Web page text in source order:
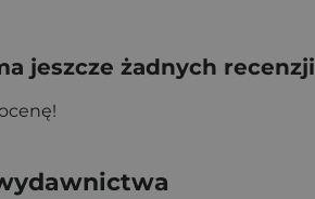
jeszcze żadnych recenzji